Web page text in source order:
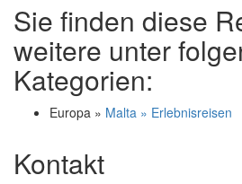
Sie finden diese
weitere unter
Kategorien:
Europa » Malta » Erlebnisreisen
Kontakt